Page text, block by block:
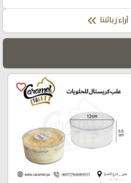
آراء زبائننا keyboard_double_arrow_left
favorite_border